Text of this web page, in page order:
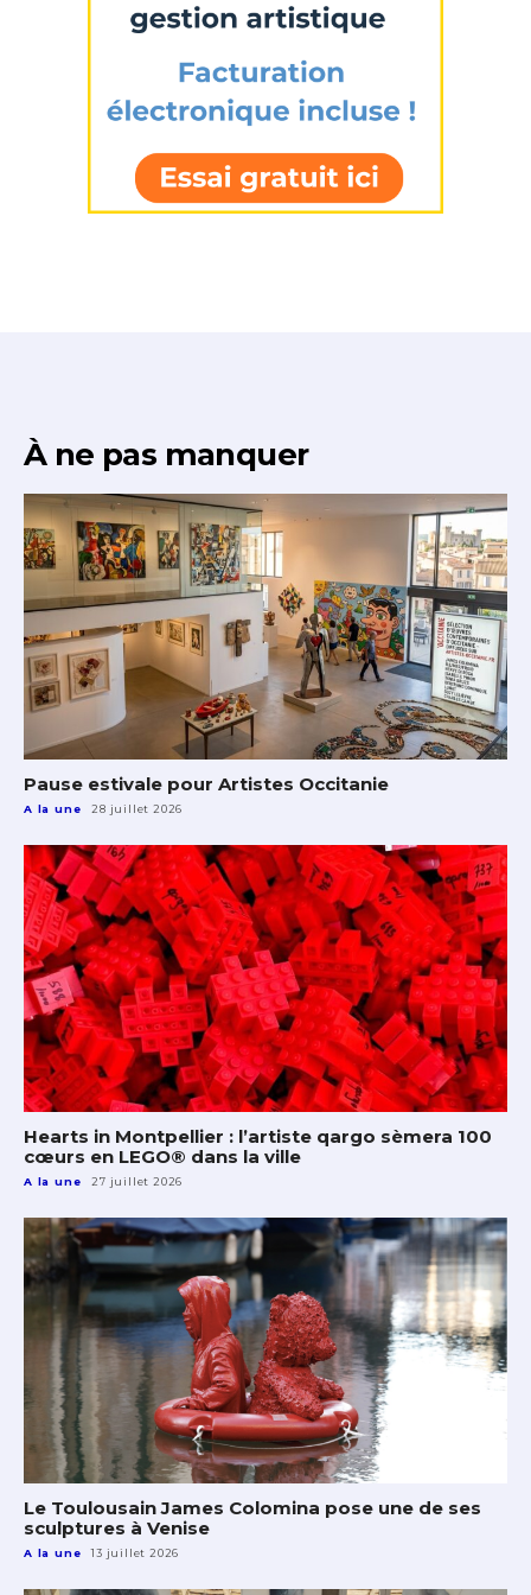
À ne pas manquer
Pause estivale pour Artistes Occitanie
A la une 28 juillet 2026
Hearts in Montpellier : l’artiste qargo sèmera 100
cœurs en LEGO® dans la ville
A la une 27 juillet 2026
Le Toulousain James Colomina pose une de ses
sculptures à Venise
A la une 13 juillet 2026